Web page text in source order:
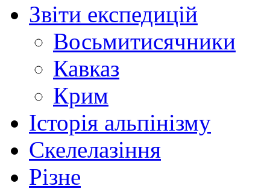
Звіти експедицій
Восьмитисячники
Кавказ
Крим
Історія альпінізму
Скелелазіння
Різне